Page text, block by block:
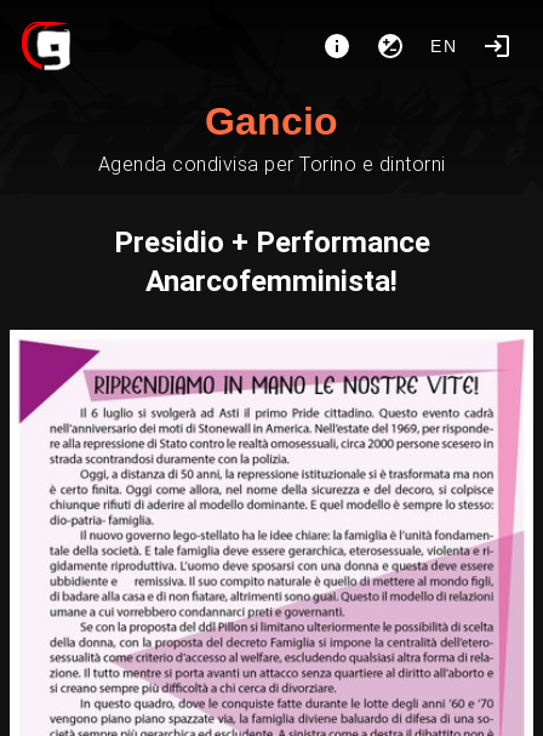
EN
Gancio
Agenda condivisa per Torino e dintorni
Presidio + Performance
Anarcofemminista!